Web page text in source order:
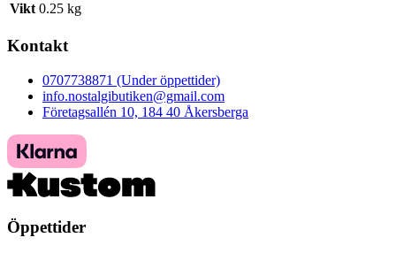
Vikt 0.25 kg
Kontakt
0707738871 (Under öppettider)
info.nostalgibutiken@gmail.com
Företagsallén 10, 184 40 Åkersberga
Öppettider